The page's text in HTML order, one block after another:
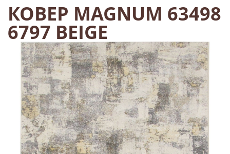
КОВЕР MAGNUM 63498
6797 BEIGE